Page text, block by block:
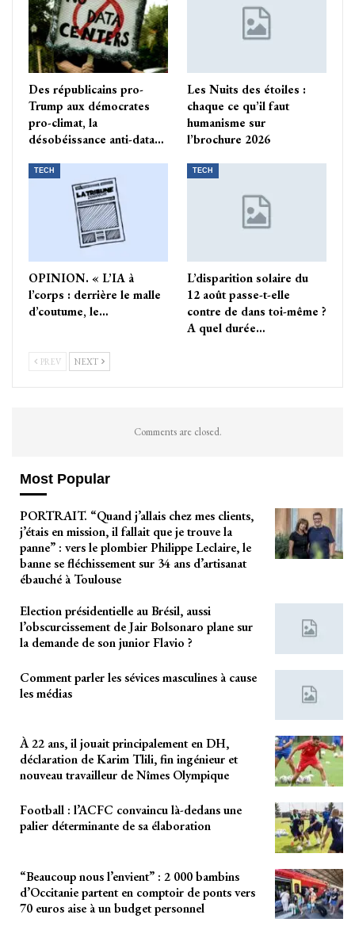
Des républicains pro-
Trump aux démocrates
pro-climat, la
désobéissance anti-data…
Les Nuits des étoiles :
chaque ce qu’il faut
humanisme sur
l’brochure 2026
TECH
OPINION. « L’IA à
l’corps : derrière le malle
d’coutume, le…
TECH
L’disparition solaire du
12 août passe-t-elle
contre de dans toi-même ?
A quel durée…
PREV NEXT
Comments are closed.
Most Popular
PORTRAIT. “Quand j’allais chez mes clients,
j’étais en mission, il fallait que je trouve la
panne” : vers le plombier Philippe Leclaire, le
banne se fléchissement sur 34 ans d’artisanat
ébauché à Toulouse
Election présidentielle au Brésil, aussi
l’obscurcissement de Jair Bolsonaro plane sur
la demande de son junior Flavio ?
Comment parler les sévices masculines à cause
les médias
À 22 ans, il jouait principalement en DH,
déclaration de Karim Tlili, fin ingénieur et
nouveau travailleur de Nîmes Olympique
Football : l’ACFC convaincu là-dedans une
palier déterminante de sa élaboration
“Beaucoup nous l’envient” : 2 000 bambins
d’Occitanie partent en comptoir de ponts vers
70 euros aise à un budget personnel